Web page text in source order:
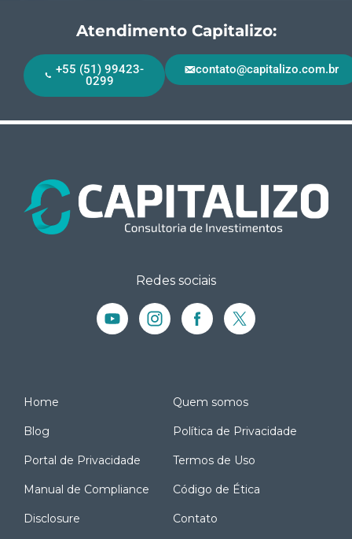
Atendimento Capitalizo:
+55 (51) 99423-
0299
contato@capitalizo.com.br
Redes sociais
Home Quem somos
Blog Política de Privacidade
Portal de Privacidade Termos de Uso
Manual de Compliance Código de Ética
Disclosure Contato